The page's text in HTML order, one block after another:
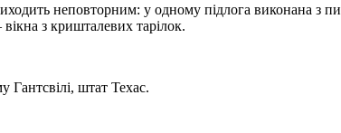
неповторним: у одному підлога виконана з
з кришталевих тарілок.
Гантсвілі, штат Техас.